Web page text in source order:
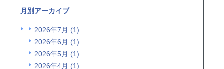
月別アーカイブ
2026年7月 (1)
2026年6月 (1)
2026年5月 (1)
2026年4月 (1)